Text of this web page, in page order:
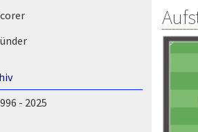
- 2025